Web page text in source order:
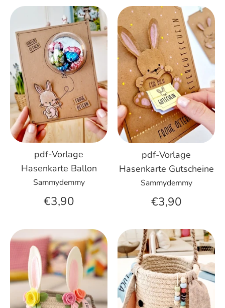
pdf-Vorlage
Hasenkarte Ballon
Sammydemmy
€3,90
pdf-Vorlage
Hasenkarte Gutscheine
Sammydemmy
€3,90